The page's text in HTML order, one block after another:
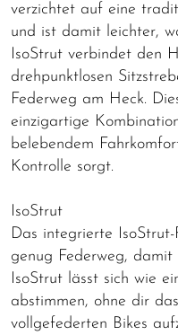
verzichtet auf eine
und ist damit leichter,
IsoStrut verbindet den
drehpunktlosen
Federweg am Heck.
einzigartige
belebendem
Kontrolle sorgt.
IsoStrut
Das integrierte
genug Federweg,
IsoStrut lässt sich wie
abstimmen, ohne dir
vollgefederten Bikes